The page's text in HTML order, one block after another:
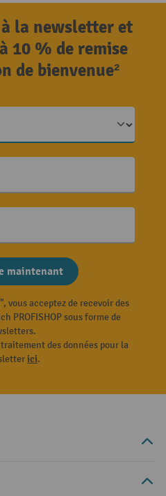
la newsletter et
10 % de remise
de bienvenue²
maintenant
vous acceptez de recevoir des
PROFISHOP sous forme de
des données pour la
ici.